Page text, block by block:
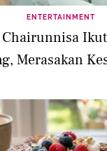
ENTERTAINMENT
Chairunnisa
Merasakan